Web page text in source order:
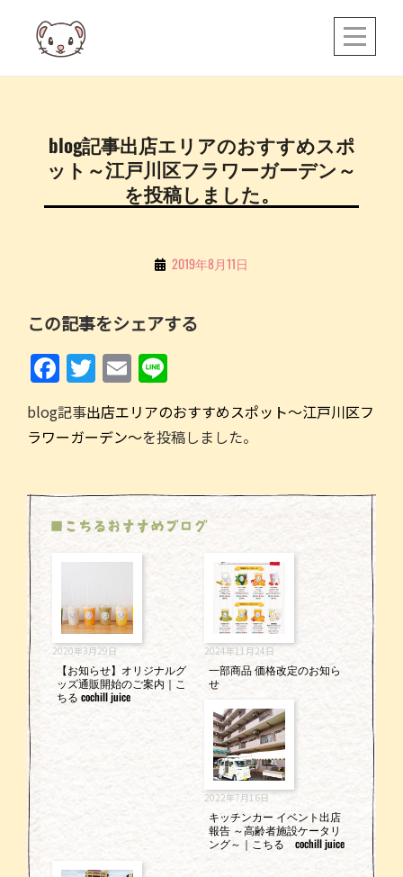
content
blog記事出店エリアのおすすめスポ
ット～江戸川区フラワーガーデン～
を投稿しました。
By
る
2019年8月11日
この記事をシェアする
F
a
c
e
b
o
o
k
T
w
itt
er
E
m
ai
n
e
blog記事出店エリアのおすすめスポット～江戸川区フ
ラワーガーデン～を投稿しました。
■こちるおすすめブログ
2020年3月29日
【お知らせ】オリジナルグ
ッズ通販開始のご案内｜こ
ちる cochill juice
2024年11月24日
一部商品 価格改定のお知ら
せ
2022年7月16日
キッチンカー イベント出店
報告 ～高齢者施設ケータリ
ング～｜こちる cochill juice
投
稿
ビ
ョ
ン